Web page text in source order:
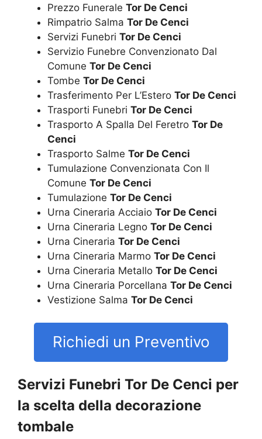
Prezzo Funerale Tor De Cenci
Rimpatrio Salma Tor De Cenci
Servizi Funebri Tor De Cenci
Servizio Funebre Convenzionato Dal
Comune Tor De Cenci
Tombe Tor De Cenci
Trasferimento Per L’Estero Tor De Cenci
Trasporti Funebri Tor De Cenci
Trasporto A Spalla Del Feretro Tor De
Cenci
Trasporto Salme Tor De Cenci
Tumulazione Convenzionata Con Il
Comune Tor De Cenci
Tumulazione Tor De Cenci
Urna Cineraria Acciaio Tor De Cenci
Urna Cineraria Legno Tor De Cenci
Urna Cineraria Tor De Cenci
Urna Cineraria Marmo Tor De Cenci
Urna Cineraria Metallo Tor De Cenci
Urna Cineraria Porcellana Tor De Cenci
Vestizione Salma Tor De Cenci
Richiedi un Preventivo
Servizi Funebri Tor De Cenci per
la scelta della decorazione
tombale